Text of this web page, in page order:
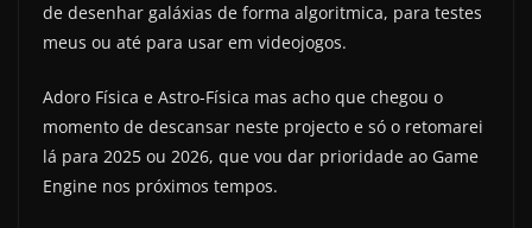
de desenhar galáxias de forma algoritmica, para testes
meus ou até para usar em videojogos.
Adoro Física e Astro-Física mas acho que chegou o
momento de descansar neste projecto e só o retomarei
lá para 2025 ou 2026, que vou dar prioridade ao Game
Engine nos próximos tempos.